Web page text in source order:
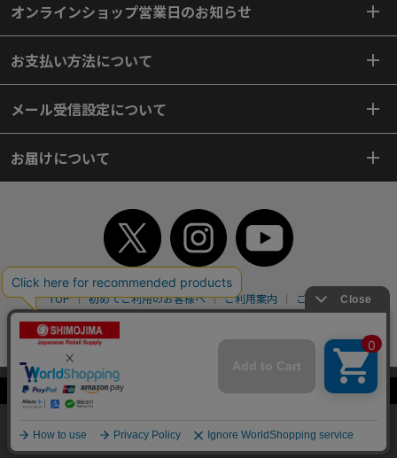
当サイトはクッキー（Cookie）を使用しています。Cookieの使用に同意いた
だける場合は「OK」をクリックしてください。
OK
オンラインショップ営業日のお知らせ
お支払い方法について
メール受信設定について
お届けについて
TOP 初めてご利用のお客様へ ご利用案内
ご利用規約
個人情報保護方針
特定商取引法
会社案内
よくあるご質問
Copyright© 2018 SHIMOJIMA Co.,Ltd. All Rights Reserved.